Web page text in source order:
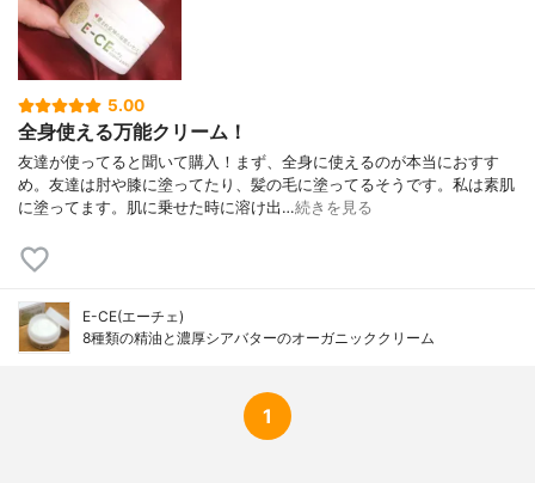
5.00
全身使える万能クリーム！
友達が使ってると聞いて購入！まず、全身に使えるのが本当におすす
め。友達は肘や膝に塗ってたり、髪の毛に塗ってるそうです。私は素肌
に塗ってます。肌に乗せた時に溶け出…続きを見る
E-CE(エーチェ)
8種類の精油と濃厚シアバターのオーガニッククリーム
1